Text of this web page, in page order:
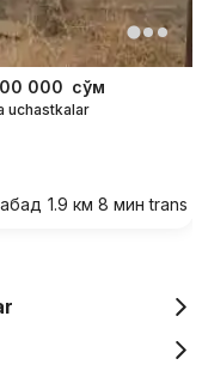
000 сўм
uchastkalar
1.9 км 8 мин